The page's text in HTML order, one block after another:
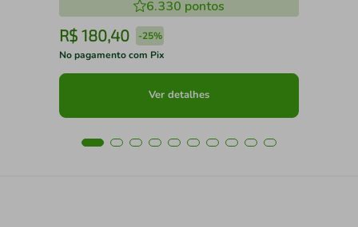
6.330 pontos
R$ 180,40 -25%
No pagamento com Pix
Ver detalhes